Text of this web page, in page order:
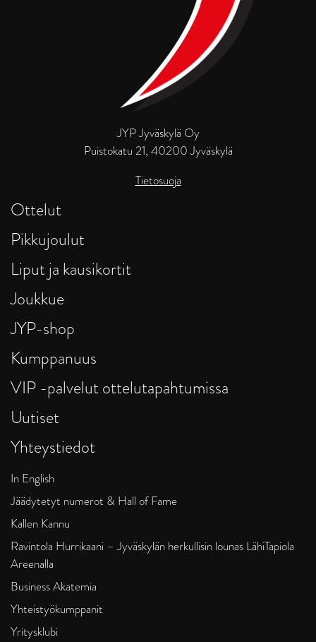
JYP Jyväskylä Oy
Puistokatu 21, 40200 Jyväskylä
Tietosuoja
Ottelut
Pikkujoulut
Liput ja kausikortit
Joukkue
JYP-shop
Kumppanuus
VIP -palvelut ottelutapahtumissa
Uutiset
Yhteystiedot
In English
Jäädytetyt numerot & Hall of Fame
Kallen Kannu
Ravintola Hurrikaani – Jyväskylän herkullisin lounas LähiTapiola
Areenalla
Business Akatemia
Yhteistyökumppanit
Yritysklubi